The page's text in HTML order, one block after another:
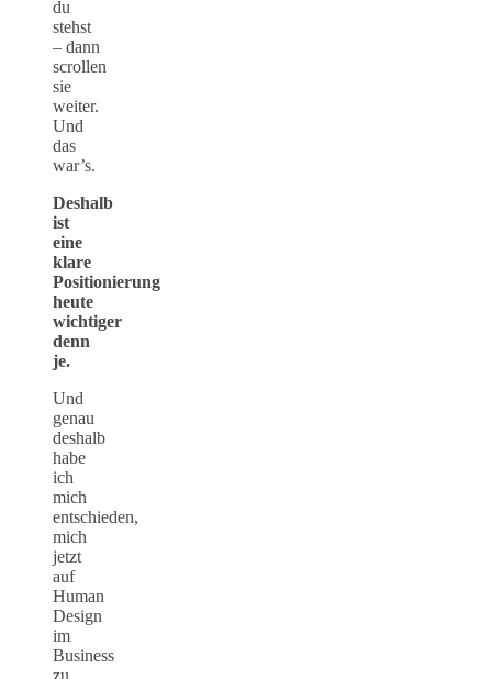
du
stehst
– dann
scrollen
sie
weiter.
Und
das
war’s.
Deshalb
ist
eine
klare
Positionierung
heute
wichtiger
denn
je.
Und
genau
deshalb
habe
ich
mich
entschieden,
mich
jetzt
auf
Human
Design
im
Business